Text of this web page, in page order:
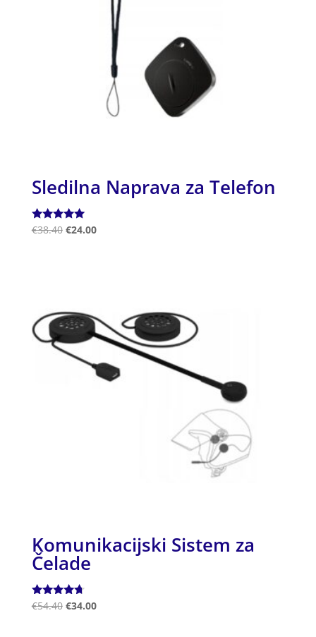
Sledilna Naprava za Telefon
Ocenjeno
€38.40 €24.00
Komunikacijski Sistem za
Čelade
Ocenjeno
€54.40 €34.00